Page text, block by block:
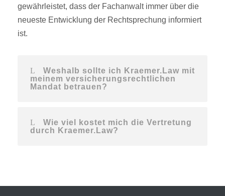
gewährleistet, dass der Fachanwalt immer über die
neueste Entwicklung der Rechtsprechung informiert
ist.
Weshalb sollte ich Kraemer.Law mit
meinem versicherungsrechtlichen
Mandat betrauen?
Wie viel kostet mich die Vertretung
durch Kraemer.Law?